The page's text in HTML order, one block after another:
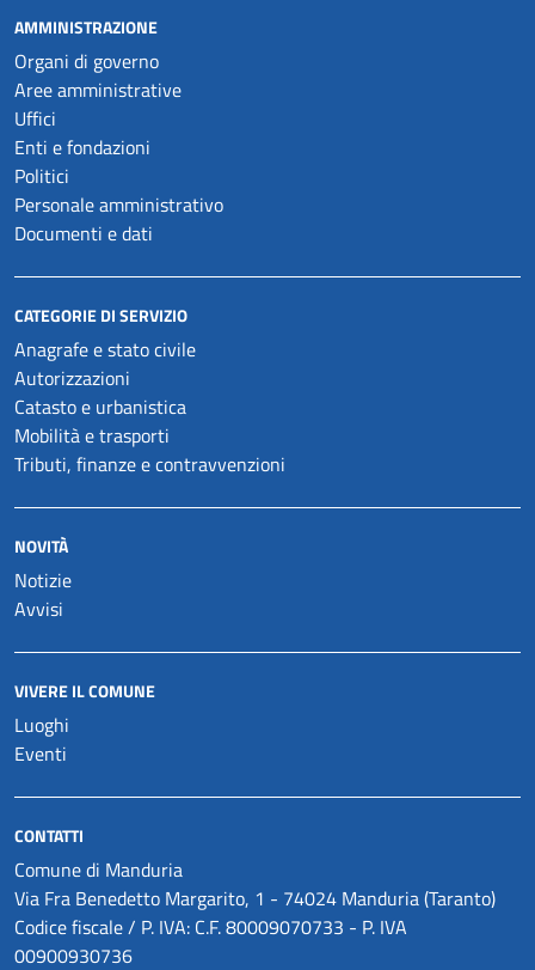
AMMINISTRAZIONE
Organi di governo
Aree amministrative
Uffici
Enti e fondazioni
Politici
Personale amministrativo
Documenti e dati
CATEGORIE DI SERVIZIO
Anagrafe e stato civile
Autorizzazioni
Catasto e urbanistica
Mobilità e trasporti
Tributi, finanze e contravvenzioni
NOVITÀ
Notizie
Avvisi
VIVERE IL COMUNE
Luoghi
Eventi
CONTATTI
Comune di Manduria
Via Fra Benedetto Margarito, 1 - 74024 Manduria (Taranto)
Codice fiscale / P. IVA: C.F. 80009070733 - P. IVA
00900930736